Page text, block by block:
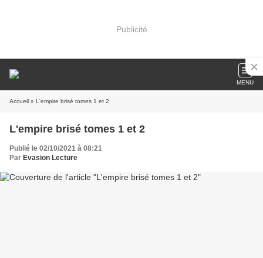
Publicité
MENU
Accueil » L'empire brisé tomes 1 et 2
L'empire brisé tomes 1 et 2
Publié le 02/10/2021 à 08:21
Par Evasion Lecture